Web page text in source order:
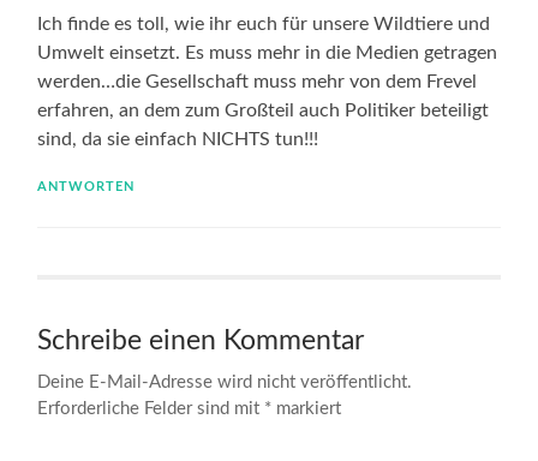
Ich finde es toll, wie ihr euch für unsere Wildtiere und
Umwelt einsetzt. Es muss mehr in die Medien getragen
werden…die Gesellschaft muss mehr von dem Frevel
erfahren, an dem zum Großteil auch Politiker beteiligt
sind, da sie einfach NICHTS tun!!!
ANTWORTEN
Schreibe einen Kommentar
Deine E-Mail-Adresse wird nicht veröffentlicht.
Erforderliche Felder sind mit * markiert